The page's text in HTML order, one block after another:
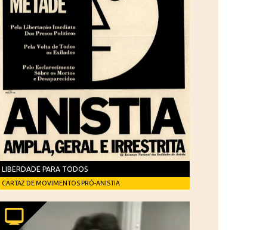
LIBERDADE PARA TODOS
CARTAZ DE MOVIMENTOS PRÓ-ANISTIA